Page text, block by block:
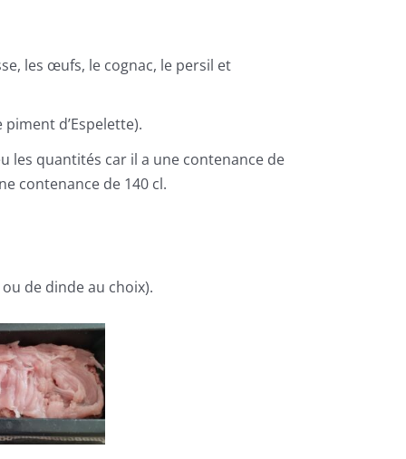
les œufs, le cognac, le persil et
d’Espelette).
les quantités car il a une contenance de
contenance de 140 cl.
de dinde au choix).